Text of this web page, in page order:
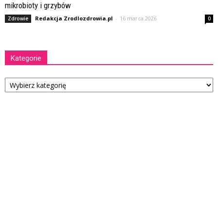
mikrobioty i grzybów
Zdrowie Redakcja Zrodlozdrowia.pl - 16 marca 2026 0
Kategorie
Kategorie